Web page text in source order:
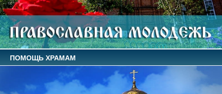
ПОМОЩЬ ХРАМАМ